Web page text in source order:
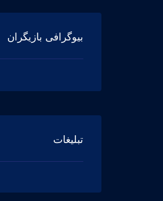
بیوگرافی بازیگران
تبلیغات